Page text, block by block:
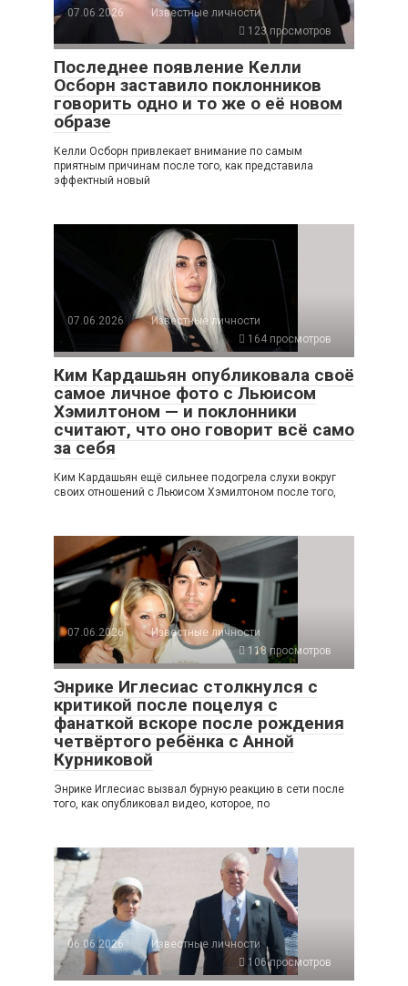
07.06.2026
Известные личности
123 просмотров
Последнее появление Келли
Осборн заставило поклонников
говорить одно и то же о её новом
образе
Келли Осборн привлекает внимание по самым
приятным причинам после того, как представила
эффектный новый
07.06.2026
Известные личности
164 просмотров
Ким Кардашьян опубликовала своё
самое личное фото с Льюисом
Хэмилтоном — и поклонники
считают, что оно говорит всё само
за себя
Ким Кардашьян ещё сильнее подогрела слухи вокруг
своих отношений с Льюисом Хэмилтоном после того,
07.06.2026
Известные личности
118 просмотров
Энрике Иглесиас столкнулся с
критикой после поцелуя с
фанаткой вскоре после рождения
четвёртого ребёнка с Анной
Курниковой
Энрике Иглесиас вызвал бурную реакцию в сети после
того, как опубликовал видео, которое, по
06.06.2026
Известные личности
106 просмотров